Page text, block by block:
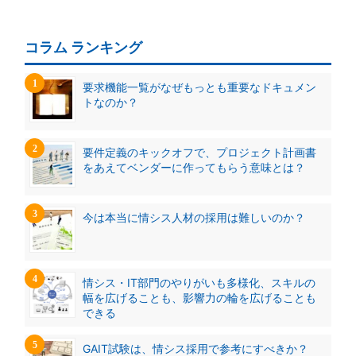
コラム ランキング
要求機能一覧がなぜもっとも重要なドキュメン
トなのか？
要件定義のキックオフで、プロジェクト計画書
をあえてベンダーに作ってもらう意味とは？
今は本当に情シス人材の採用は難しいのか？
情シス・IT部門のやりがいも多様化、スキルの
幅を広げることも、影響力の輪を広げることも
できる
GAIT試験は、情シス採用で参考にすべきか？